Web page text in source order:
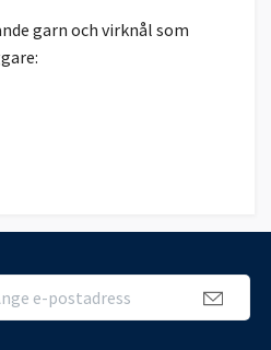
garn och virknål som